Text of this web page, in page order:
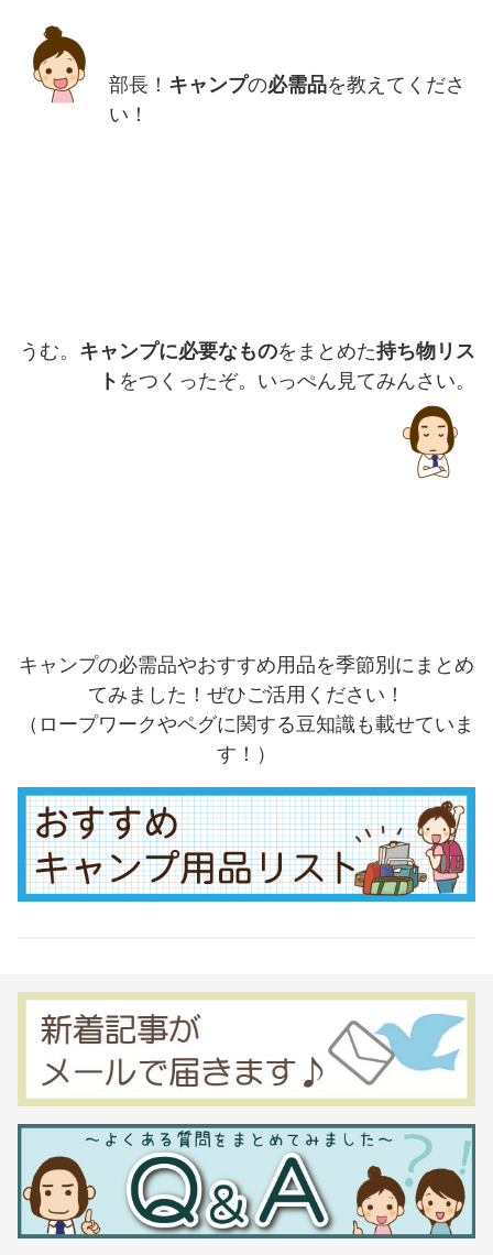
部長！ キャンプの必需品を教えてくださ
い！
うむ。 キャンプに必要なものをまとめた持ち物リス
ト をつくったぞ。いっぺん見てみんさい。
キャンプの必需品やおすすめ用品を季節別にまとめ
てみました！ぜひご活用ください！
（ロープワークやペグに関する豆知識も載せていま
す！）